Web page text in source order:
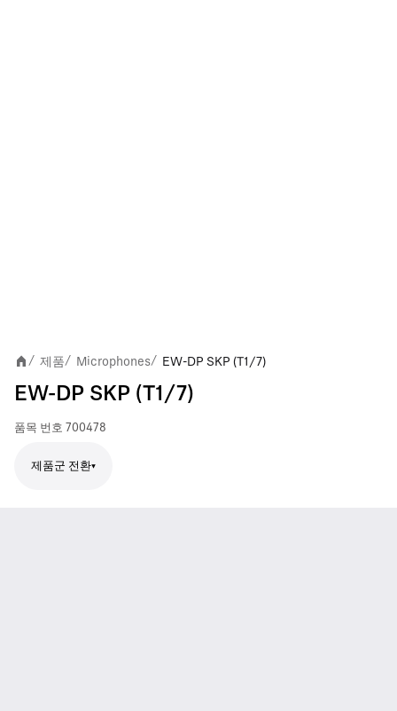
/ 제품/ Microphones/ EW-DP SKP (T1/7)
EW-DP SKP (T1/7)
품목 번호 700478
제품군 전환